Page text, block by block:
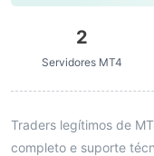
2
Servidores MT4
Traders legítimos de
completo e suporte